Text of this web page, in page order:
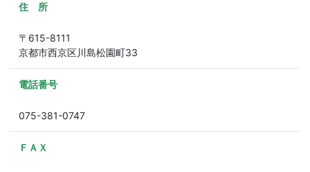
住 所
〒615-8111
京都市西京区川島松園町33
電話番号
075-381-0747
ＦＡＸ